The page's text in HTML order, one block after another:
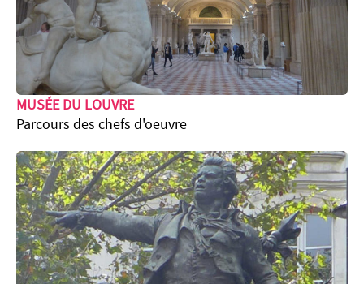
MUSÉE DU LOUVRE
Parcours des chefs d'oeuvre